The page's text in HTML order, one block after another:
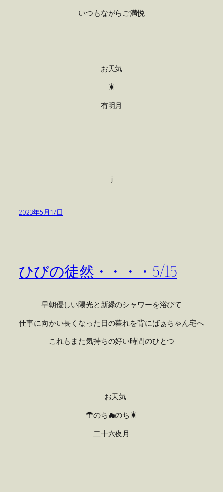
いつもながらご満悦
お天気
☀
有明月
ｊ
2023年5月17日
ひびの徒然・・・・5/15
早朝優しい陽光と新緑のシャワーを浴びて
仕事に向かい長くなった日の暮れを背にばぁちゃん宅へ
これもまた気持ちの好い時間のひとつ
お天気
☂のち☁のち☀
二十六夜月